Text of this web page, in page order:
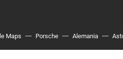
Maps Porsche Alemania